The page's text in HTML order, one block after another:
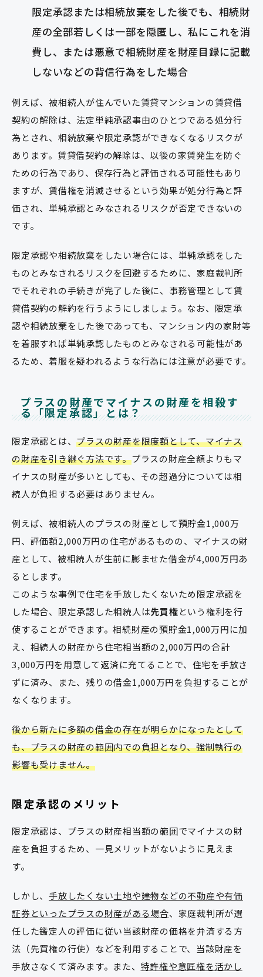
限定承認または相続放棄をした後でも、相続財
産の全部若しくは一部を隠匿し、私にこれを消
費し、または悪意で相続財産を財産目録に記載
しないなどの背信行為をした場合
例えば、被相続人が住んでいた賃貸マンションの賃貸借
契約の解除は、法定単純承認事由のひとつである処分行
為とされ、相続放棄や限定承認ができなくなるリスクが
あります。賃貸借契約の解除は、以後の家賃発生を防ぐ
ための行為であり、保存行為と評価される可能性もあり
ますが、賃借権を消滅させるという効果が処分行為と評
価され、単純承認とみなされるリスクが否定できないの
です。
限定承認や相続放棄をしたい場合には、単純承認をした
ものとみなされるリスクを回避するために、家庭裁判所
でそれぞれの手続きが完了した後に、事務管理として賃
貸借契約の解約を行うようにしましょう。なお、限定承
認や相続放棄をした後であっても、マンション内の家財等
を着服すれば単純承認したものとみなされる可能性があ
るため、着服を疑われるような行為には注意が必要です。
プラスの財産でマイナスの財産を相殺す
る「限定承認」とは？
限定承認とは、プラスの財産を限度額として、マイナス
の財産を引き継ぐ方法です。プラスの財産全額よりもマ
イナスの財産が多いとしても、その超過分については相
続人が負担する必要はありません。
例えば、被相続人のプラスの財産として預貯金1,000万
円、評価額2,000万円の住宅があるものの、マイナスの財
産として、被相続人が生前に膨ませた借金が4,000万円あ
るとします。
このような事例で住宅を手放したくないため限定承認を
した場合、限定承認した相続人は先買権という権利を行
使することができます。相続財産の預貯金1,000万円に加
え、相続人の財産から住宅相当額の2,000万円の合計
3,000万円を用意して返済に充てることで、住宅を手放さ
ずに済み、また、残りの借金1,000万円を負担することが
なくなります。
後から新たに多額の借金の存在が明らかになったとして
も、プラスの財産の範囲内での負担となり、強制執行の
影響も受けません。
限定承認のメリット
限定承認は、プラスの財産相当額の範囲でマイナスの財
産を負担するため、一見メリットがないように見えま
す。
しかし、 手放したくない土地や建物などの不動産や有価
証券といったプラスの財産がある場合、家庭裁判所が選
任した鑑定人の評価に従い当該財産の価格を弁済する方
法（先買権の行使）などを利用することで、当該財産を
手放さなくて済みます。また、 特許権や意匠権を活かし